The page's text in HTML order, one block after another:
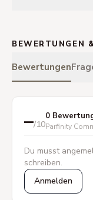
BEWERTUNGEN
Bewertungen
–/10
0
Parfinity
Du musst
schreiben.
Anmelden